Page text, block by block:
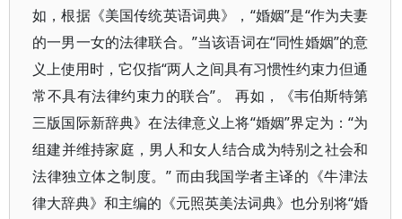
如，根据《美国传统英语词典》，“婚姻”是“作为夫妻
的一男一女的法律联合。”当该语词在“同性婚姻”的意
义上使用时，它仅指“两人之间具有习惯性约束力但通
常不具有法律约束力的联合”。 再如，《韦伯斯特第
三版国际新辞典》在法律意义上将“婚姻”界定为：“为
组建并维持家庭，男人和女人结合成为特别之社会和
法律独立体之制度。” 而由我国学者主译的《牛津法
律大辞典》和主编的《元照英美法词典》也分别将“婚